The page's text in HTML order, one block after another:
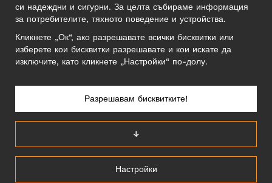
БИЗНЕС АДРЕС
Narva mnt 5, EE-10117 Tallinn
Reg: 12356245
БЪЛГАРИЯ/БЪЛГАРСКИ
си надеждни и сигурни. За целта събираме информация
за потребителите, тяхното поведение и устройства.
Кликнете „Ок“, ако разрешавате всички бисквитки или
изберете кои бисквитки разрешавате и кои искате да
изключите, като кликнете „Настройки“ по-долу.
Настройки
↓
Разрешавам бисквитките!